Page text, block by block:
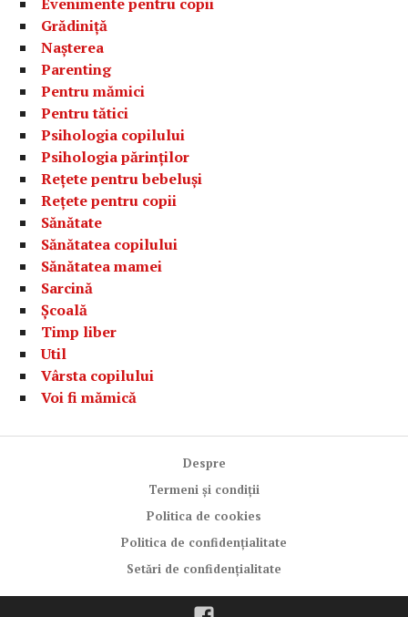
Grădiniță
Nașterea
Parenting
Pentru mămici
Pentru tătici
Psihologia copilului
Psihologia părinților
Rețete pentru bebeluși
Rețete pentru copii
Sănătate
Sănătatea copilului
Sănătatea mamei
Sarcină
Școală
Timp liber
Util
Vârsta copilului
Voi fi mămică
Despre
Termeni și condiții
Politica de cookies
Politica de confidențialitate
Setări de confidențialitate